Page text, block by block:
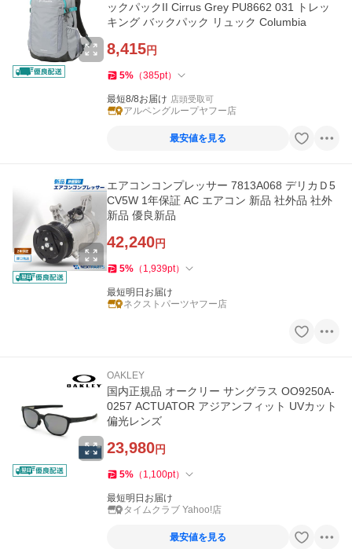
ックパックII Cirrus Grey PU8662 031 トレッ
キング バックパック リュック Columbia
8,415円
5% （385pt）
最短8/8お届け 店頭受取可
アルペングループヤフー店
最安値を見る
エアコンコンプレッサー 7813A068 デリカＤ5
CV5W 1年保証 AC エアコン 新品 社外品 社外
新品 優良新品
42,240円
5% （ 1,939pt）
最短明日お届け
ネクストパーツヤフー店
OAKLEY
国内正規品 オークリー サングラス OO9250A-
0257 ACTUATOR アジアンフィット UVカット
偏光レンズ
23,980円
5% （ 1,100pt）
最短明日お届け
タイムクラブ Yahoo!店
最安値を見る